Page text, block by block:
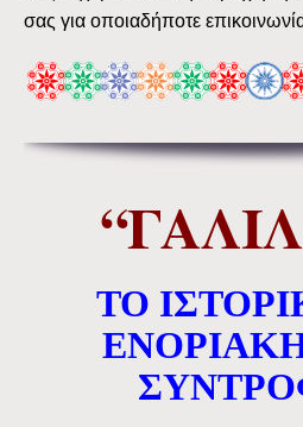
σας για οποιαδήποτε
ΤΟ